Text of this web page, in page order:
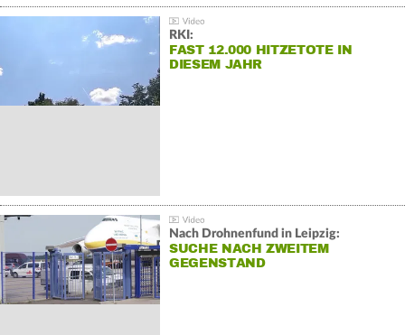
RKI:
FAST 12.000 HITZETOTE IN
DIESEM JAHR
Nach Drohnenfund in Leipzig:
SUCHE NACH ZWEITEM
GEGENSTAND